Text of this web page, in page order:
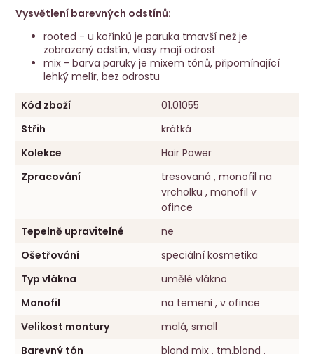
Vysvětlení barevných odstínů:
rooted - u kořínků je paruka tmavší než je
zobrazený odstín, vlasy mají odrost
mix - barva paruky je mixem tónů, připomínající
lehký melír, bez odrostu
Kód zboží
01.01055
Střih
krátká
Kolekce
Hair Power
Zpracování
tresovaná , monofil na
vrcholku , monofil v
ofince
Tepelně upravitelné
ne
Ošetřování
speciální kosmetika
Typ vlákna
umělé vlákno
Monofil
na temeni , v ofince
Velikost montury
malá, small
Barevný tón
blond mix , tm.blond ,